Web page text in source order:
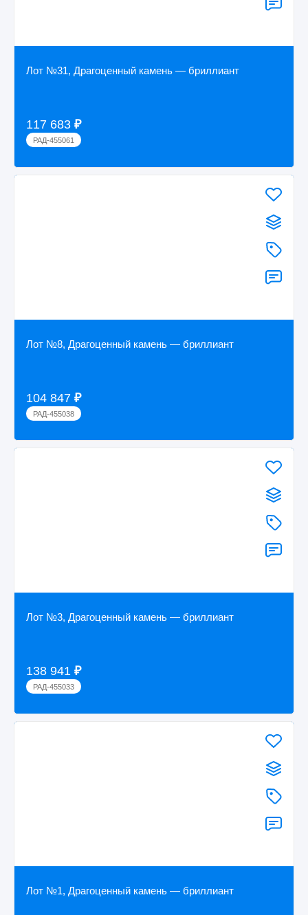
Лот №31, Драгоценный камень — бриллиант
117 683 ₽
РАД-455061
Лот №8, Драгоценный камень — бриллиант
104 847 ₽
РАД-455038
Лот №3, Драгоценный камень — бриллиант
138 941 ₽
РАД-455033
Лот №1, Драгоценный камень — бриллиант